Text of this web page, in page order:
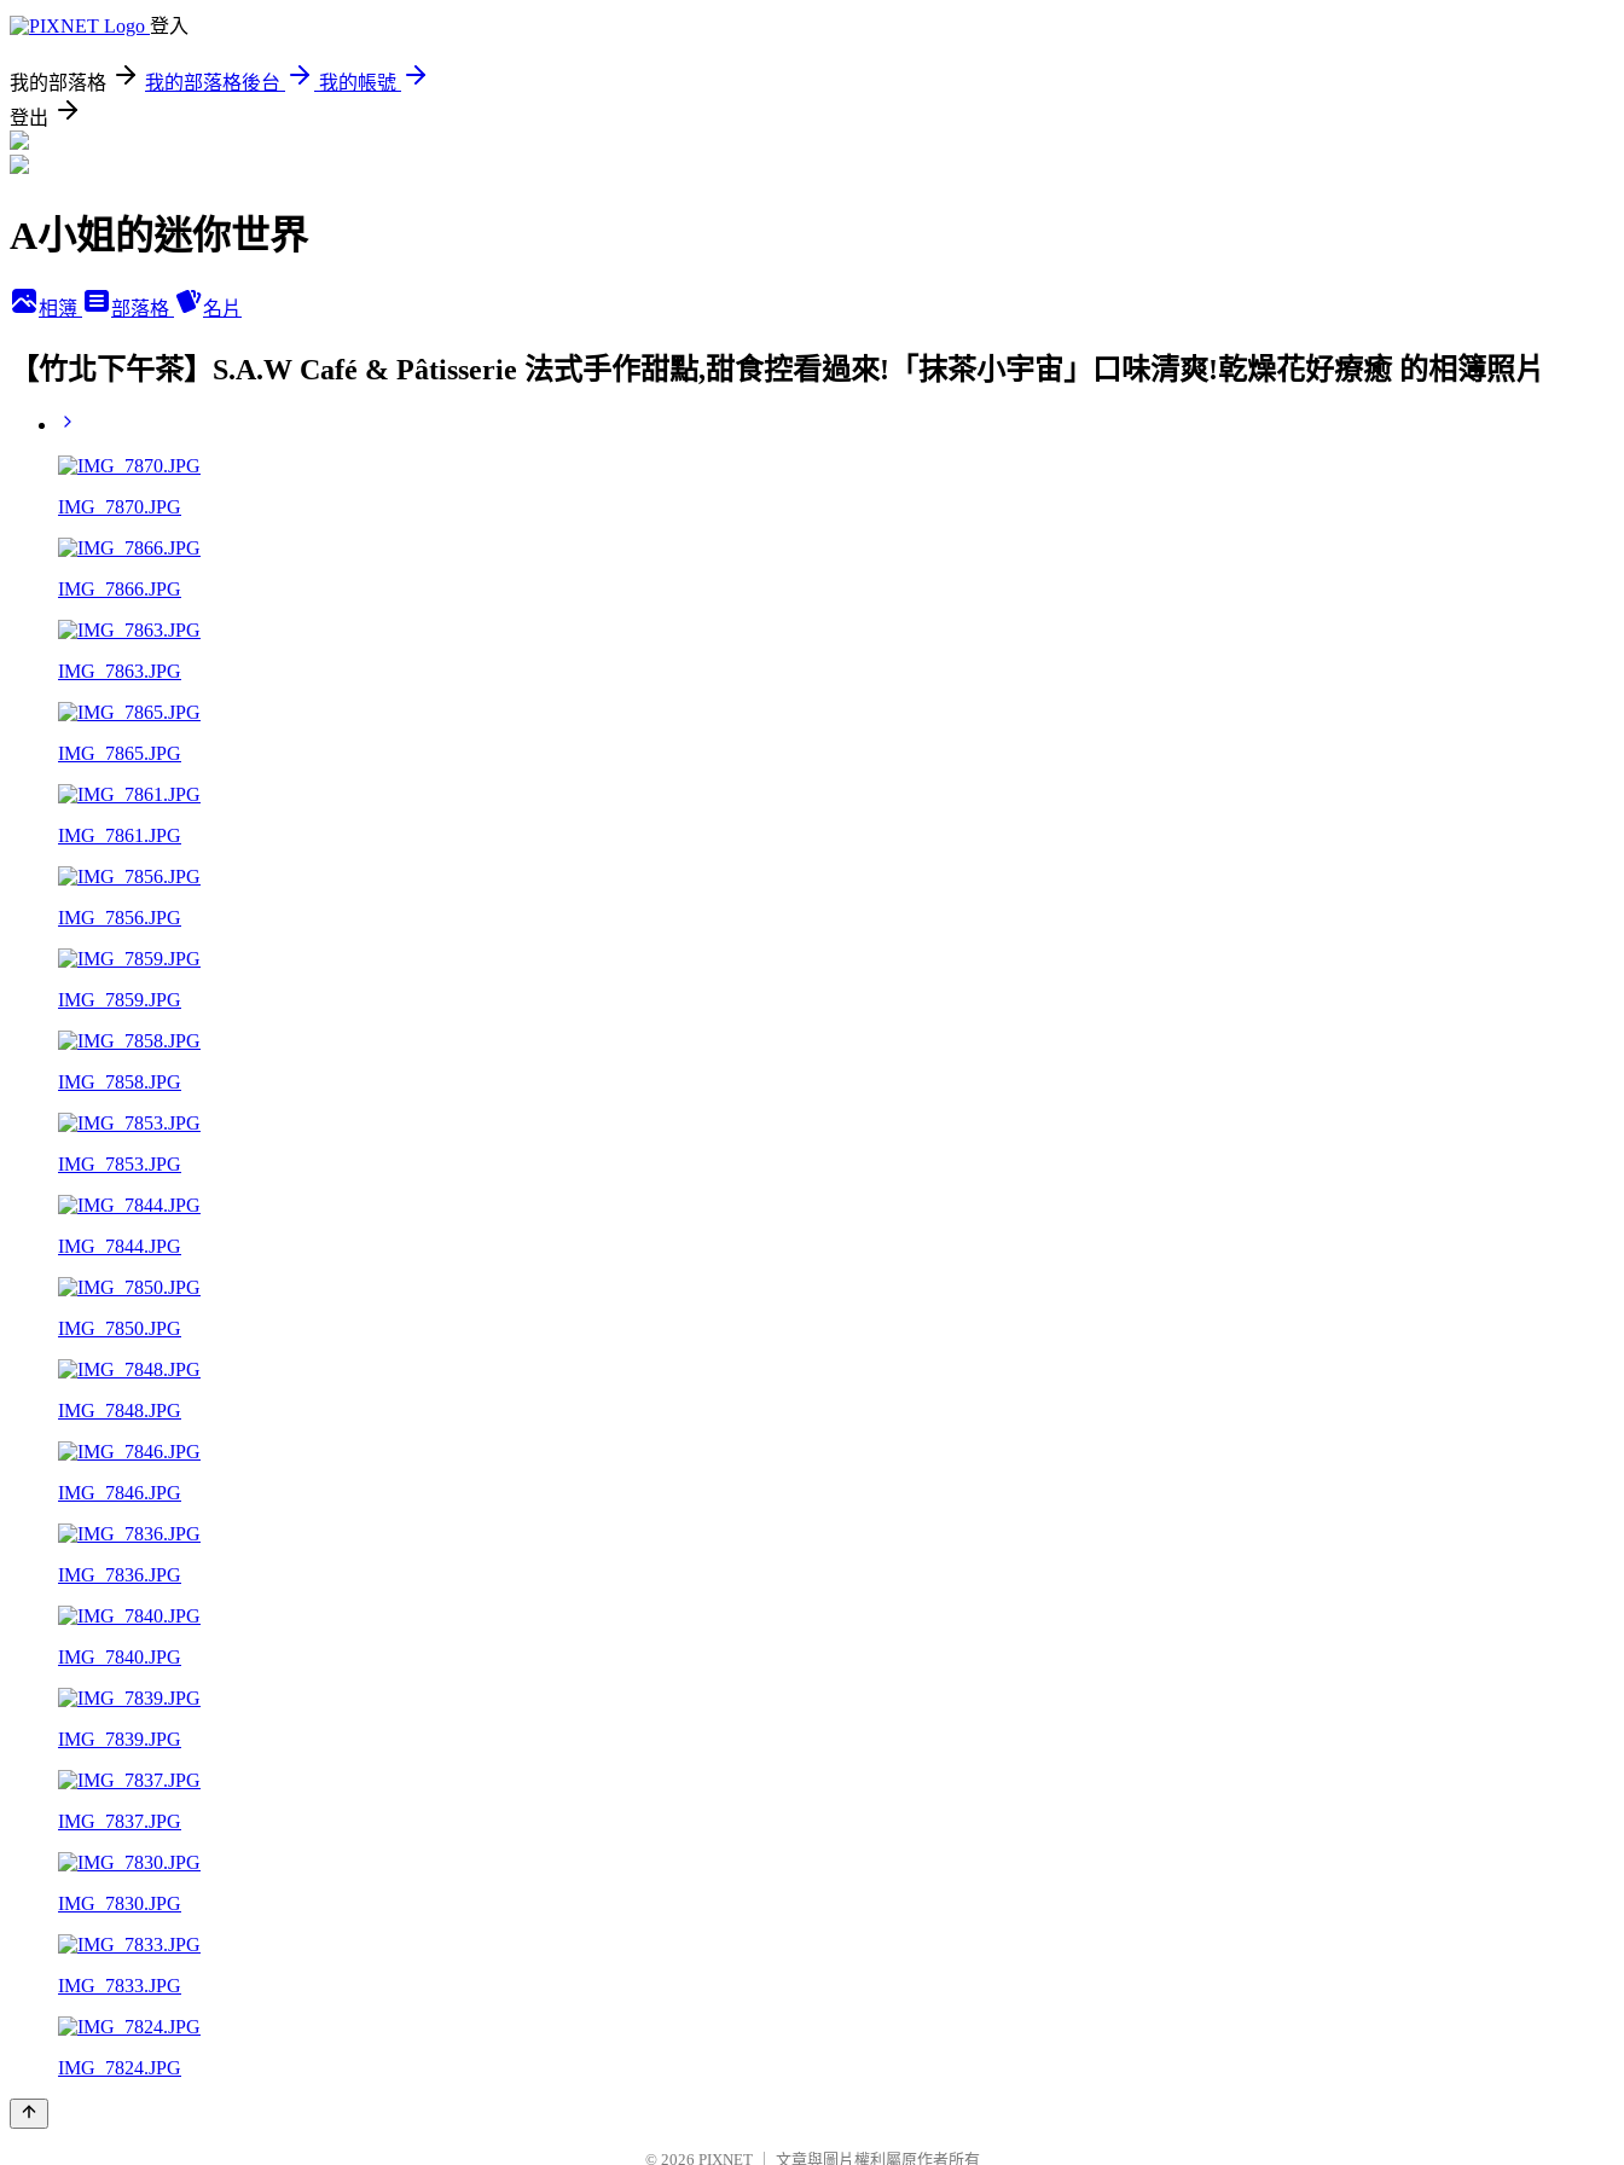
登入
我的部落格 我的部落格後台
我的帳號
登出
A小姐的迷你世界
相簿 部落格 名片
【竹北下午茶】S.A.W Café & Pâtisserie 法式手作甜點,甜食控看過來!「抹茶小宇宙」口味清爽!乾燥花好療癒 的相簿照片
IMG_7870.JPG
IMG_7866.JPG
IMG_7863.JPG
IMG_7865.JPG
IMG_7861.JPG
IMG_7856.JPG
IMG_7859.JPG
IMG_7858.JPG
IMG_7853.JPG
IMG_7844.JPG
IMG_7850.JPG
IMG_7848.JPG
IMG_7846.JPG
IMG_7836.JPG
IMG_7840.JPG
IMG_7839.JPG
IMG_7837.JPG
IMG_7830.JPG
IMG_7833.JPG
IMG_7824.JPG
© 2026 PIXNET 文章與圖片權利屬原作者所有